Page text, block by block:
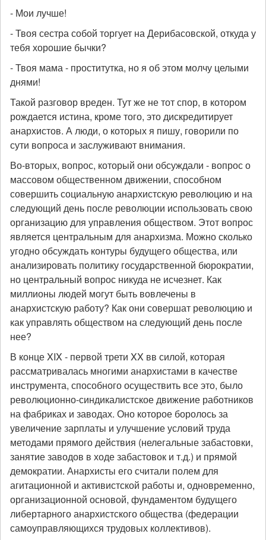
- Мои лучше!
- Твоя сестра собой торгует на Дерибасовской, откуда у
тебя хорошие бычки?
- Твоя мама - проститутка, но я об этом молчу целыми
днями!
Такой разговор вреден. Тут же не тот спор, в котором
рождается истина, кроме того, это дискредитирует
анархистов. А люди, о которых я пишу, говорили по
сути вопроса и заслуживают внимания.
Во-вторых, вопрос, который они обсуждали - вопрос о
массовом общественном движении, способном
совершить социальную анархистскую революцию и на
следующий день после революции использовать свою
организацию для управления обществом. Этот вопрос
является центральным для анархизма. Можно сколько
угодно обсуждать контуры будущего общества, или
анализировать политику государственной бюрократии,
но центральный вопрос никуда не исчезнет. Как
миллионы людей могут быть вовлечены в
анархистскую работу? Как они совершат революцию и
как управлять обществом на следующий день после
нее?
В конце XIX - первой трети XX вв силой, которая
рассматривалась многими анархистами в качестве
инструмента, способного осуществить все это, было
революционно-синдикалистское движение работников
на фабриках и заводах. Оно которое боролось за
увеличение зарплаты и улучшение условий труда
методами прямого действия (нелегальные забастовки,
занятие заводов в ходе забастовок и т.д.) и прямой
демократии. Анархисты его считали полем для
агитационной и активистской работы и, одновременно,
организационной основой, фундаментом будущего
либертарного анархистского общества (федерации
самоуправляющихся трудовых коллективов).